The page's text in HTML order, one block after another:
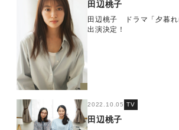
田辺桃子
田辺桃子 ドラマ「夕暮れ
出演決定！
2022.10.05 TV
田辺桃子